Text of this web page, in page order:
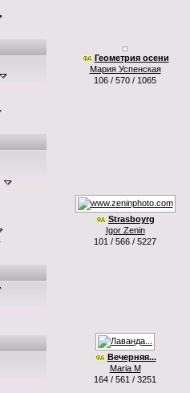
Геометрия осени
Мария Успенская
106 / 570 / 1065
Strasboyrg
Igor Zenin
101 / 566 / 5227
Вечерняя...
Maria M
164 / 561 / 3251